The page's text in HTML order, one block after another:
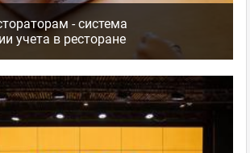
- система
учета в ресторане